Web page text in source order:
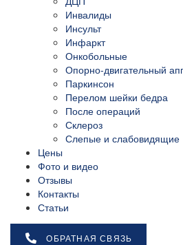
Инвалиды
Инсульт
Инфаркт
Онкобольные
Опорно-двигательный
Паркинсон
Перелом шейки бедра
После операций
Склероз
Слепые и слабовидящие
Цены
Фото и видео
Отзывы
Контакты
Статьи
ОБРАТНАЯ СВЯЗЬ